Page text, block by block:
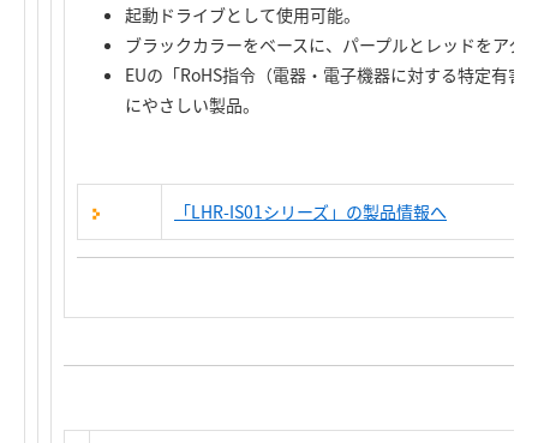
起動ドライブとして使用可能。
ブラックカラーをベースに、パープルとレッドをアク
EUの「RoHS指令（電器・電子機器に対する特定有害
にやさしい製品。
「LHR-IS01シリーズ」の製品情報へ